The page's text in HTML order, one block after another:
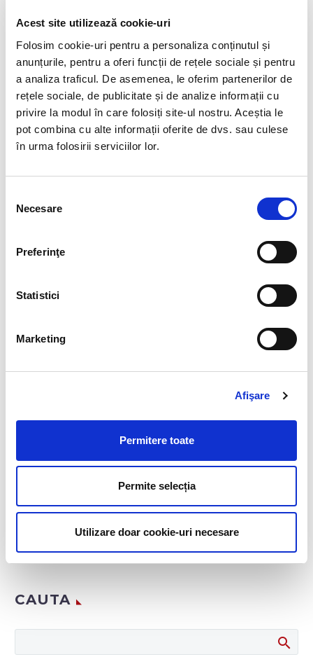
Acest site utilizează cookie-uri
Folosim cookie-uri pentru a personaliza conținutul și
anunțurile, pentru a oferi funcții de rețele sociale și pentru
a analiza traficul. De asemenea, le oferim partenerilor de
rețele sociale, de publicitate și de analize informații cu
privire la modul în care folosiți site-ul nostru. Aceștia le
pot combina cu alte informații oferite de dvs. sau culese
în urma folosirii serviciilor lor.
consimțământului
Necesare
Preferinţe
Statistici
Marketing
Afişare
Permitere toate
Permite selecția
Utilizare doar cookie-uri necesare
a trecut intreaga piata a muncii.
In zilele distantarii sociale, BIA HR se implica si vine in
intampinarea celor care au nevoie de sprijin in gasirea
unui loc de munca. Scrie-ne un mesaj la adresa
recrutare@bia.ro si unul dintre consultantii in
recrutare ai BIA HR te va contacta pentru a programa
o sedinta gratuita de consultanta online. In cadrul
obiectivele profesionale, competentele si abilitatile
bucura curand de o reusita profesionala (oferire de
feedback cu privire la CV, alegerea canalului potrivit
sustinerea unui interviu, etc).
dispozitie experienta noastra!
DESPRE AUTOR
ADMINBIAHRUSER
See author's posts
CAUTA